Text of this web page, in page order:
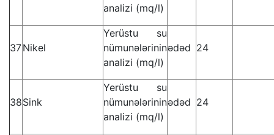
analizi (mq/l)
37Nikel
Yerüstu su
nümunələrinin
analizi (mq/l)
ədəd 24
38Sink
Yerüstu su
nümunələrinin
analizi (mq/l)
ədəd 24